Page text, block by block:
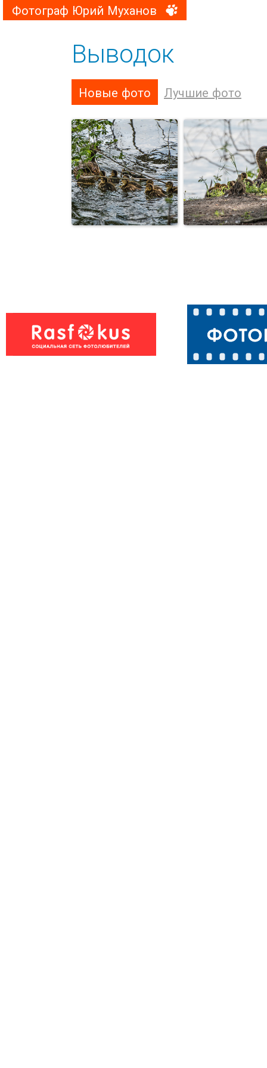
Фотограф Юрий Муханов
Выводок
Новые фото Лучшие фото
семейство
семейство